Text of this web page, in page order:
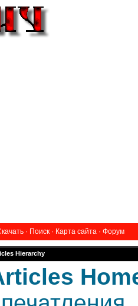
· Поиск · Карта сайта · Форум
Hierarchy